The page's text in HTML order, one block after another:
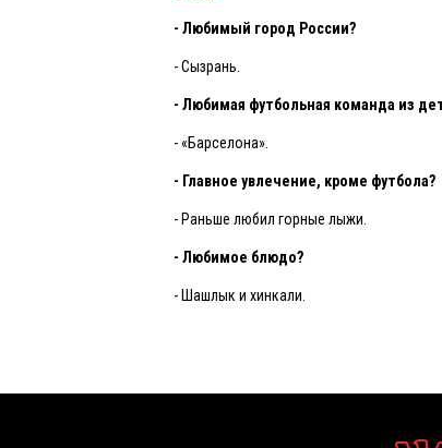
- Любимый город России?
- Сызрань.
- Любимая футбольная команда из
- «Барселона».
- Главное увлечение, кроме футбола?
- Раньше любил горные лыжи.
- Любимое блюдо?
- Шашлык и хинкали.